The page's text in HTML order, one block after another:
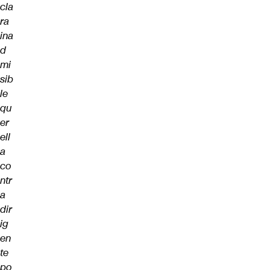
cla
ra
ina
d
mi
sib
le
qu
er
ell
a
co
ntr
a
dir
ig
en
te
po